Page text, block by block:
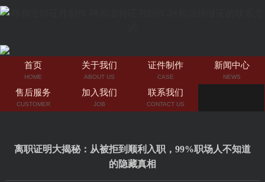
首页
HOME
关于我们
ABOUT US
证件制作
CASE
新闻中心
NEWS
售后服务
CUSTOMER
加入我们
JOB
联系我们
CONTACT US
离职证明大揭秘：从被拒到顺利入职，99%职场人不知道
的隐藏真相